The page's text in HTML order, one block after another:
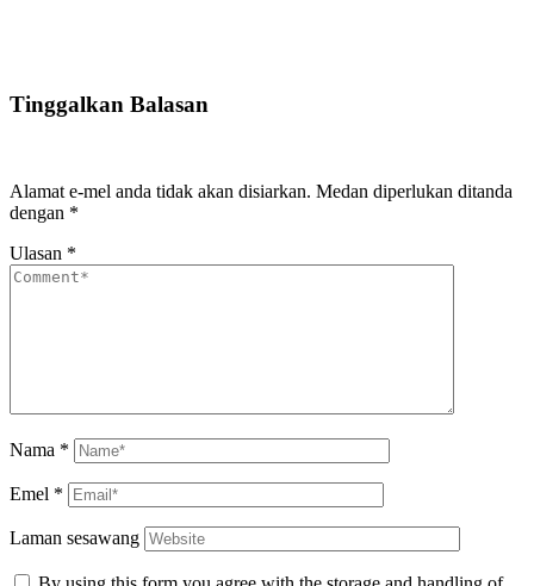
Tinggalkan Balasan
Alamat e-mel anda tidak akan disiarkan. Medan diperlukan ditanda
dengan *
Ulasan *
Nama *
Emel *
Laman sesawang